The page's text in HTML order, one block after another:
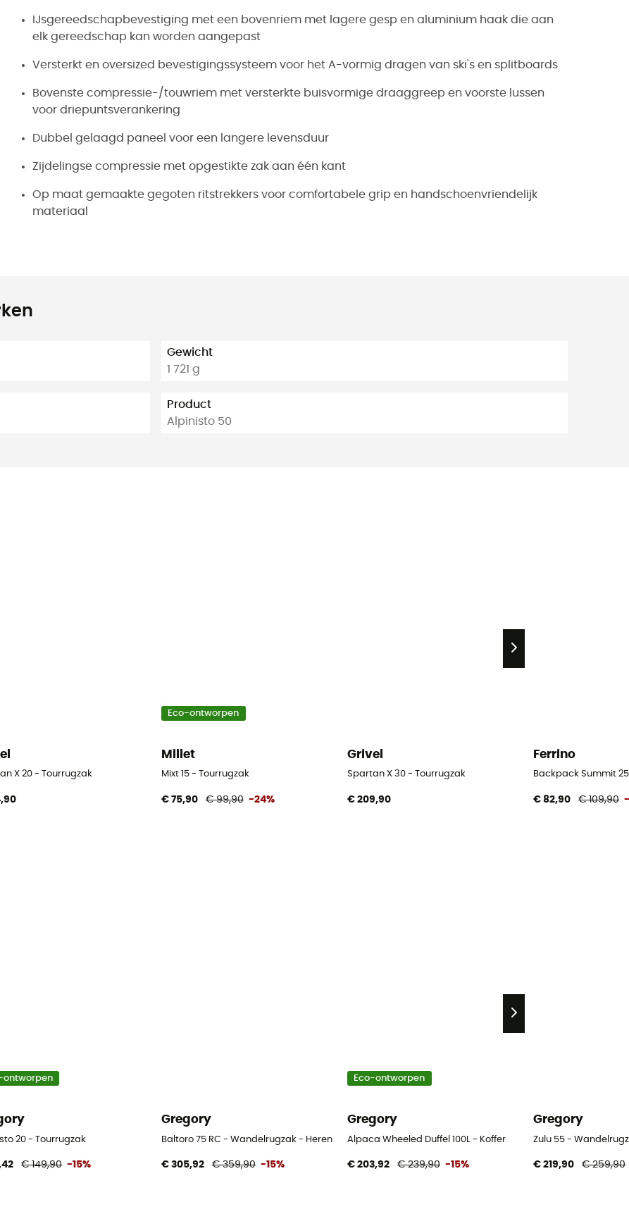
IJsgereedschapbevestiging met een bovenriem met lagere gesp en aluminium haak die aan
elk gereedschap kan worden aangepast
Versterkt en oversized bevestigingssysteem voor het A-vormig dragen van ski's en splitboards
Bovenste compressie-/touwriem met versterkte buisvormige draaggreep en voorste lussen
voor driepuntsverankering
Dubbel gelaagd paneel voor een langere levensduur
Zijdelingse compressie met opgestikte zak aan één kant
Op maat gemaakte gegoten ritstrekkers voor comfortabele grip en handschoenvriendelijk
materiaal
Gewicht
1 721 g
Product
Alpinisto 50
X 20 - Tourrugzak
Eco-ontworpen
Millet
Mixt 15 - Tourrugzak
€ 75,90 € 99,90 -24%
Grivel
Spartan X 30 - Tourrugzak
€ 209,90
Ferrino
Backpack Summit
€ 82,90 € 109,90
ontworpen
20 - Tourrugzak
€ 149,90 -15%
Gregory
Baltoro 75 RC - Wandelrugzak - Heren
€ 305,92 € 359,90 -15%
Eco-ontworpen
Gregory
Alpaca Wheeled Duffel 100L - Koffer
€ 203,92 € 239,90 -15%
Gregory
Zulu 55 -
€ 219,90 € 259,90